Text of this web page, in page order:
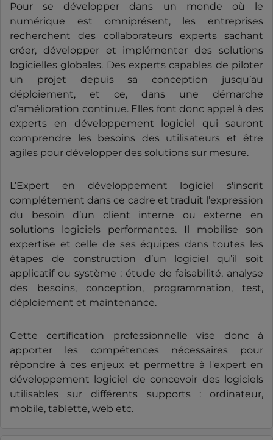
Pour se développer dans un monde où le
numérique est omniprésent, les entreprises
recherchent des collaborateurs experts sachant
créer, développer et implémenter des solutions
logicielles globales. Des experts capables de piloter
un projet depuis sa conception jusqu’au
déploiement, et ce, dans une démarche
d’amélioration continue. Elles font donc appel à des
experts en développement logiciel qui sauront
comprendre les besoins des utilisateurs et être
agiles pour développer des solutions sur mesure.
L’Expert en développement logiciel s'inscrit
complétement dans ce cadre et traduit l’expression
du besoin d’un client interne ou externe en
solutions logiciels performantes. Il mobilise son
expertise et celle de ses équipes dans toutes les
étapes de construction d’un logiciel qu’il soit
applicatif ou système : étude de faisabilité, analyse
des besoins, conception, programmation, test,
déploiement et maintenance.
Cette certification professionnelle vise donc à
apporter les compétences nécessaires pour
répondre à ces enjeux et permettre à l'expert en
développement logiciel de concevoir des logiciels
utilisables sur différents supports : ordinateur,
mobile, tablette, web etc.